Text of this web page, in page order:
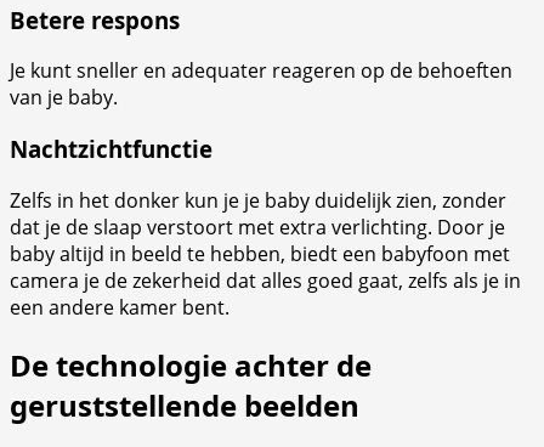
Betere respons
Je kunt sneller en adequater reageren op de behoeften
van je baby.
Nachtzichtfunctie
Zelfs in het donker kun je je baby duidelijk zien, zonder
dat je de slaap verstoort met extra verlichting. Door je
baby altijd in beeld te hebben, biedt een babyfoon met
camera je de zekerheid dat alles goed gaat, zelfs als je in
een andere kamer bent.
De technologie achter de
geruststellende beelden